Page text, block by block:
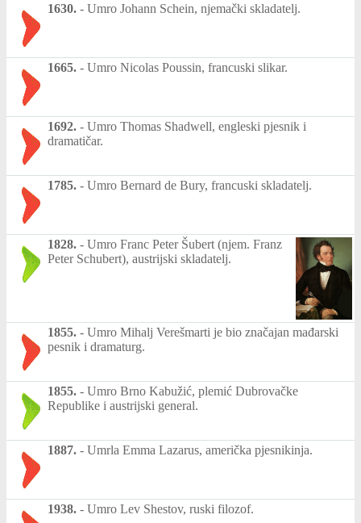
1630. - Umro Johann Schein, njemački skladatelj.
1665. - Umro Nicolas Poussin, francuski slikar.
1692. - Umro Thomas Shadwell, engleski pjesnik i
dramatičar.
1785. - Umro Bernard de Bury, francuski skladatelj.
1828. - Umro Franc Peter Šubert (njem. Franz
Peter Schubert), austrijski skladatelj.
1855. - Umro Mihalj Verešmarti je bio značajan mađarski
pesnik i dramaturg.
1855. - Umro Brno Kabužić, plemić Dubrovačke
Republike i austrijski general.
1887. - Umrla Emma Lazarus, američka pjesnikinja.
1938. - Umro Lev Shestov, ruski filozof.